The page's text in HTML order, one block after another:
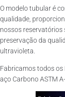
O modelo tubular é
qualidade,
nossos reservatórios
preservação da
ultravioleta.
Fabricamos todos os
aço Carbono ASTM